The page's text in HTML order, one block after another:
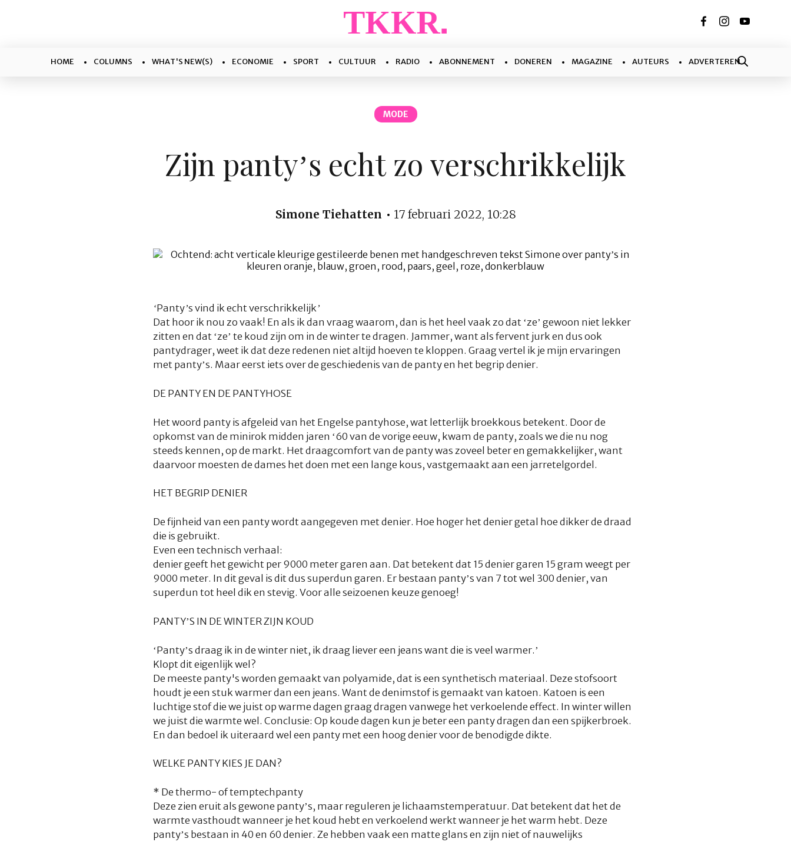
HOME COLUMNS WHAT'S NEW(S) ECONOMIE SPORT CULTUUR RADIO ABONNEMENT DONEREN MAGAZINE AUTEURS ADVERTEREN
MODE
Zijn panty’s echt zo verschrikkelijk
Simone Tiehatten 17 februari 2022, 10:28
‘Panty’s vind ik echt verschrikkelijk’
Dat hoor ik nou zo vaak! En als ik dan vraag waarom, dan is het heel vaak zo dat ‘ze’ gewoon niet lekker
zitten en dat ‘ze’ te koud zijn om in de winter te dragen. Jammer, want als fervent jurk en dus ook
pantydrager, weet ik dat deze redenen niet altijd hoeven te kloppen. Graag vertel ik je mijn ervaringen
met panty’s. Maar eerst iets over de geschiedenis van de panty en het begrip denier.
DE PANTY EN DE PANTYHOSE
Het woord panty is afgeleid van het Engelse pantyhose, wat letterlijk broekkous betekent. Door de
opkomst van de minirok midden jaren ‘60 van de vorige eeuw, kwam de panty, zoals we die nu nog
steeds kennen, op de markt. Het draagcomfort van de panty was zoveel beter en gemakkelijker, want
daarvoor moesten de dames het doen met een lange kous, vastgemaakt aan een jarretelgordel.
HET BEGRIP DENIER
De fijnheid van een panty wordt aangegeven met denier. Hoe hoger het denier getal hoe dikker de draad
die is gebruikt.
Even een technisch verhaal:
denier geeft het gewicht per 9000 meter garen aan. Dat betekent dat 15 denier garen 15 gram weegt per
9000 meter. In dit geval is dit dus superdun garen. Er bestaan panty’s van 7 tot wel 300 denier, van
superdun tot heel dik en stevig. Voor alle seizoenen keuze genoeg!
PANTY’S IN DE WINTER ZIJN KOUD
‘Panty’s draag ik in de winter niet, ik draag liever een jeans want die is veel warmer.’
Klopt dit eigenlijk wel?
De meeste panty's worden gemaakt van polyamide, dat is een synthetisch materiaal. Deze stofsoort
houdt je een stuk warmer dan een jeans. Want de denimstof is gemaakt van katoen. Katoen is een
luchtige stof die we juist op warme dagen graag dragen vanwege het verkoelende effect. In winter willen
we juist die warmte wel. Conclusie: Op koude dagen kun je beter een panty dragen dan een spijkerbroek.
En dan bedoel ik uiteraard wel een panty met een hoog denier voor de benodigde dikte.
WELKE PANTY KIES JE DAN?
* De thermo- of temptechpanty
Deze zien eruit als gewone panty’s, maar reguleren je lichaamstemperatuur. Dat betekent dat het de
warmte vasthoudt wanneer je het koud hebt en verkoelend werkt wanneer je het warm hebt. Deze
panty’s bestaan in 40 en 60 denier. Ze hebben vaak een matte glans en zijn niet of nauwelijks